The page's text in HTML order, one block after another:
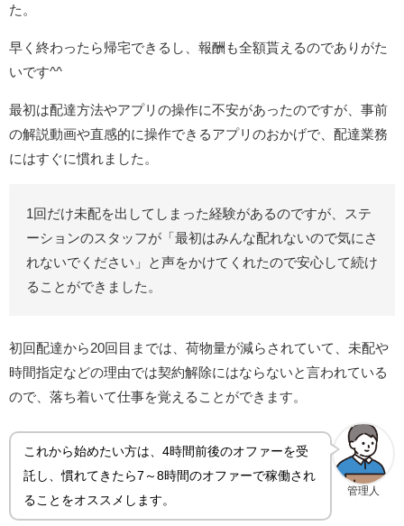
た。
早く終わったら帰宅できるし、報酬も全額貰えるのでありがた
いです^^
最初は配達方法やアプリの操作に不安があったのですが、事前
の解説動画や直感的に操作できるアプリのおかげで、配達業務
にはすぐに慣れました。
1回だけ未配を出してしまった経験があるのですが、ステ
ーションのスタッフが「最初はみんな配れないので気にさ
れないでください」と声をかけてくれたので安心して続け
ることができました。
初回配達から20回目までは、荷物量が減らされていて、未配や
時間指定などの理由では契約解除にはならないと言われている
ので、落ち着いて仕事を覚えることができます。
管理人
これから始めたい方は、4時間前後のオファーを受
託し、慣れてきたら7～8時間のオファーで稼働され
ることをオススメします。